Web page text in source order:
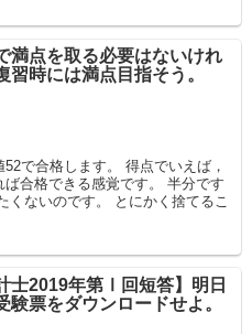
満点を取る必要はないけれ
習時には満点目指そう。
で合格します。 得点でいえば，
合格できる感覚です。 半分です
くないのです。 とにかく捨てるこ
士2019年第Ⅰ回短答】明日
験票をダウンロードせよ。